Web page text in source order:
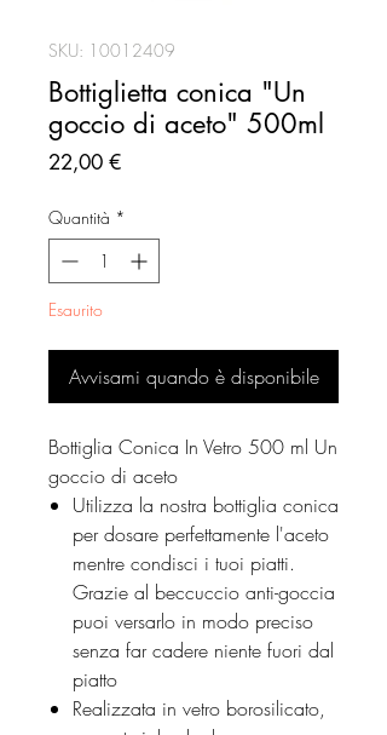
SKU: 10012409
Bottiglietta conica "Un
goccio di aceto" 500ml
22,00 €Prezzo
Quantità *
Esaurito
Avvisami quando è disponibile
Bottiglia Conica In Vetro 500 ml Un
goccio di aceto
Utilizza la nostra bottiglia conica
per dosare perfettamente l'aceto
mentre condisci i tuoi piatti.
Grazie al beccuccio anti-goccia
puoi versarlo in modo preciso
senza far cadere niente fuori dal
piatto
Realizzata in vetro borosilicato,